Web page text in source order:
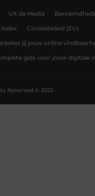
Uit de Media
Cookiebeleid (EU)
jij jouw online
gids voor jouw digitale
Reserved © 2025